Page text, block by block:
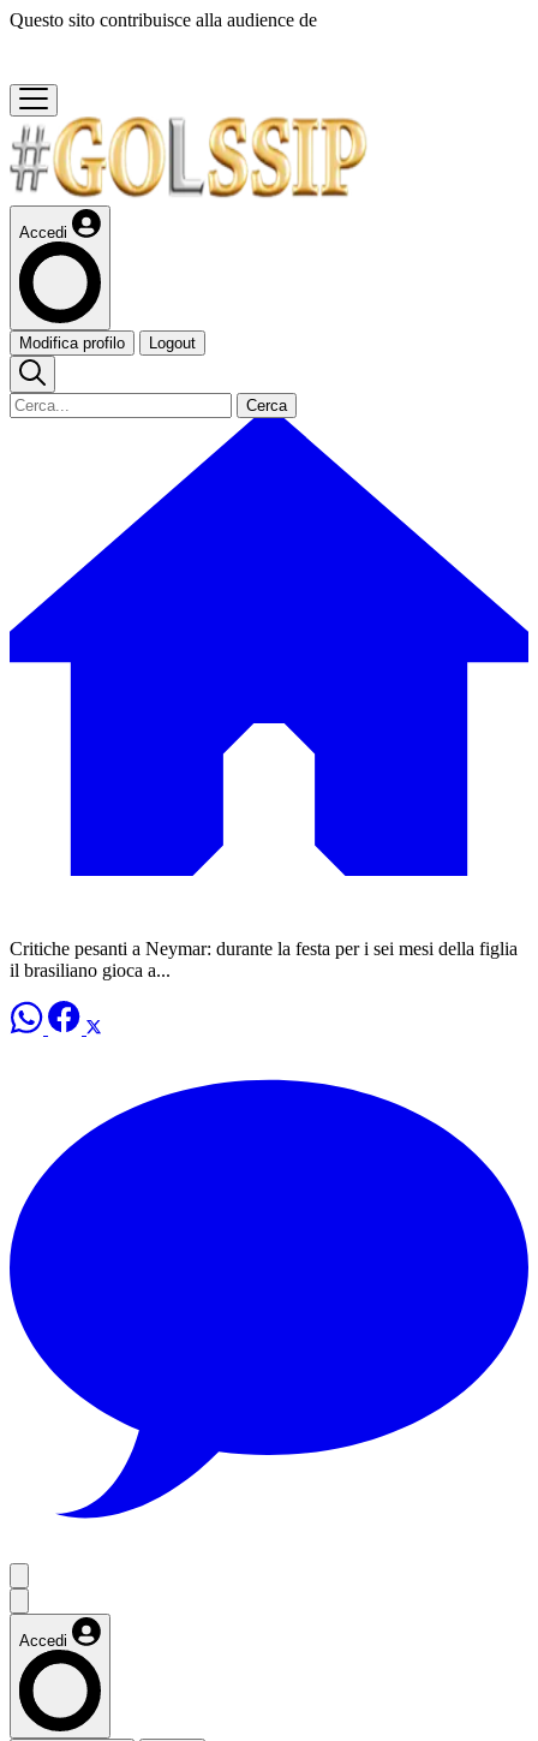
Questo sito contribuisce alla audience de
Accedi
Modifica profilo Logout
Cerca
Critiche pesanti a Neymar: durante la festa per i sei mesi della figlia
il brasiliano gioca a...
Accedi